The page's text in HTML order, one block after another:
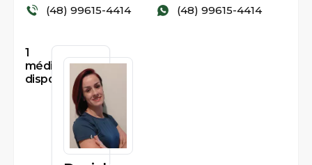
(48) 99615-4414 (48) 99615-4414
1
médicos
disponíveis